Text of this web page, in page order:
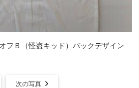
フＢ（怪盗キッド）バックデザイン
次の写真